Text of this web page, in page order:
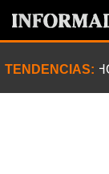
TENDENCIAS: